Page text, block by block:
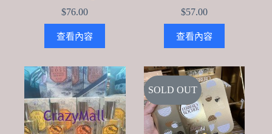
$76.00
查看內容
$57.00
查看內容
SOLD OUT